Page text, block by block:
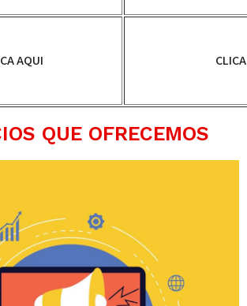
AQUI
QUE OFRECEMOS